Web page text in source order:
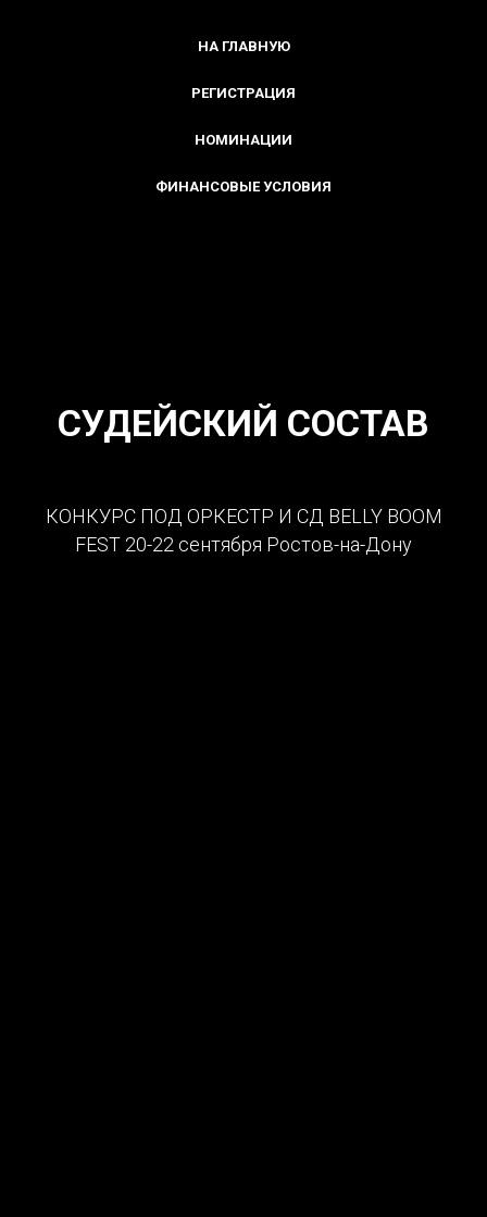
НА ГЛАВНУЮ
РЕГИСТРАЦИЯ
НОМИНАЦИИ
ФИНАНСОВЫЕ УСЛОВИЯ
СУДЕЙСКИЙ СОСТАВ
КОНКУРС ПОД ОРКЕСТР И СД BELLY BOOM
FEST 20-22 сентября Ростов-на-Дону